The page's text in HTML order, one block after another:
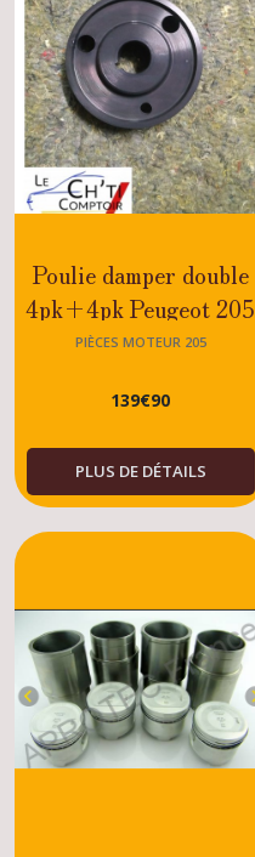
Poulie damper double
4pk+4pk Peugeot 205
GTI 1.6 / 1.9
PIÈCES MOTEUR 205
139€90
PLUS DE DÉTAILS